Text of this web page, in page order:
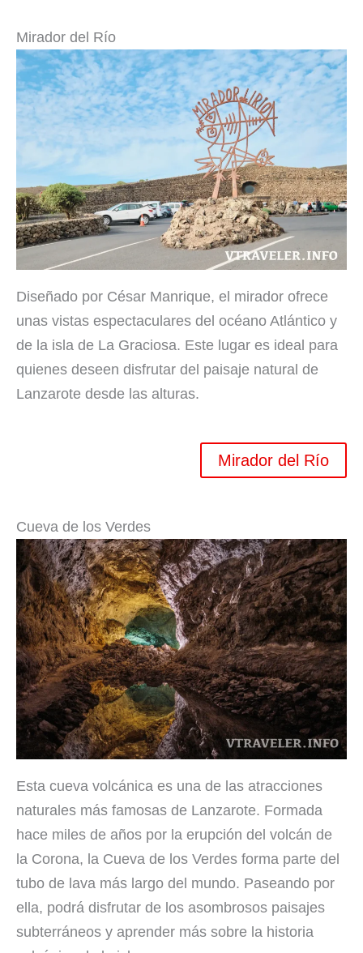
Mirador del Río
Diseñado por César Manrique, el mirador ofrece
unas vistas espectaculares del océano Atlántico y
de la isla de La Graciosa. Este lugar es ideal para
quienes deseen disfrutar del paisaje natural de
Lanzarote desde las alturas.
Mirador del Río
Cueva de los Verdes
Esta cueva volcánica es una de las atracciones
naturales más famosas de Lanzarote. Formada
hace miles de años por la erupción del volcán de
la Corona, la Cueva de los Verdes forma parte del
tubo de lava más largo del mundo. Paseando por
ella, podrá disfrutar de los asombrosos paisajes
subterráneos y aprender más sobre la historia